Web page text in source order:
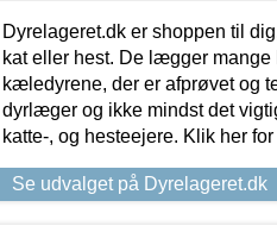
Dyrelageret.dk er shoppen til
kat eller hest. De lægger mange
kæledyrene, der er afprøvet og
dyrlæger og ikke mindst det
katte-, og hesteejere. Klik her
Se udvalget på Dyrelageret.dk